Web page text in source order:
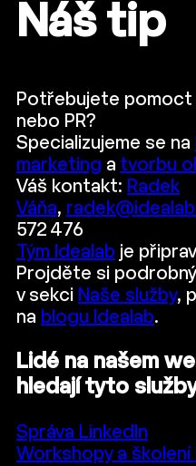
Náš tip
Potřebujete pomoct
nebo PR?
Specializujeme se na
marketing a tvorbu
Váš kontakt: Radek
Váňa,
572 476
Tým Idealab je
Projděte si
v sekci Naše služby,
na blogu Idealab.
Lidé na našem
hledají tyto
Správa LinkedIn
Workshopy a školení